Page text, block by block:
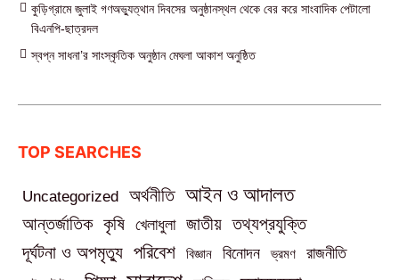
কুড়িগ্রামে জুলাই গণঅভ্যুত্থান দিবসের অনুষ্ঠানস্থল থেকে বের করে সাংবাদিক পেটালো
বিএনপি-ছাত্রদল
স্বপ্ন সাধনা’র সাংস্কৃতিক অনুষ্ঠান মেঘলা আকাশ অনুষ্ঠিত
TOP SEARCHES
Uncategorized অর্থনীতি আইন ও আদালত
আন্তর্জাতিক কৃষি খেলাধুলা জাতীয় তথ্যপ্রযুক্তি
দূর্ঘটনা ও অপমৃত্যু পরিবেশ বিজ্ঞান বিনোদন ভ্রমণ রাজনীতি